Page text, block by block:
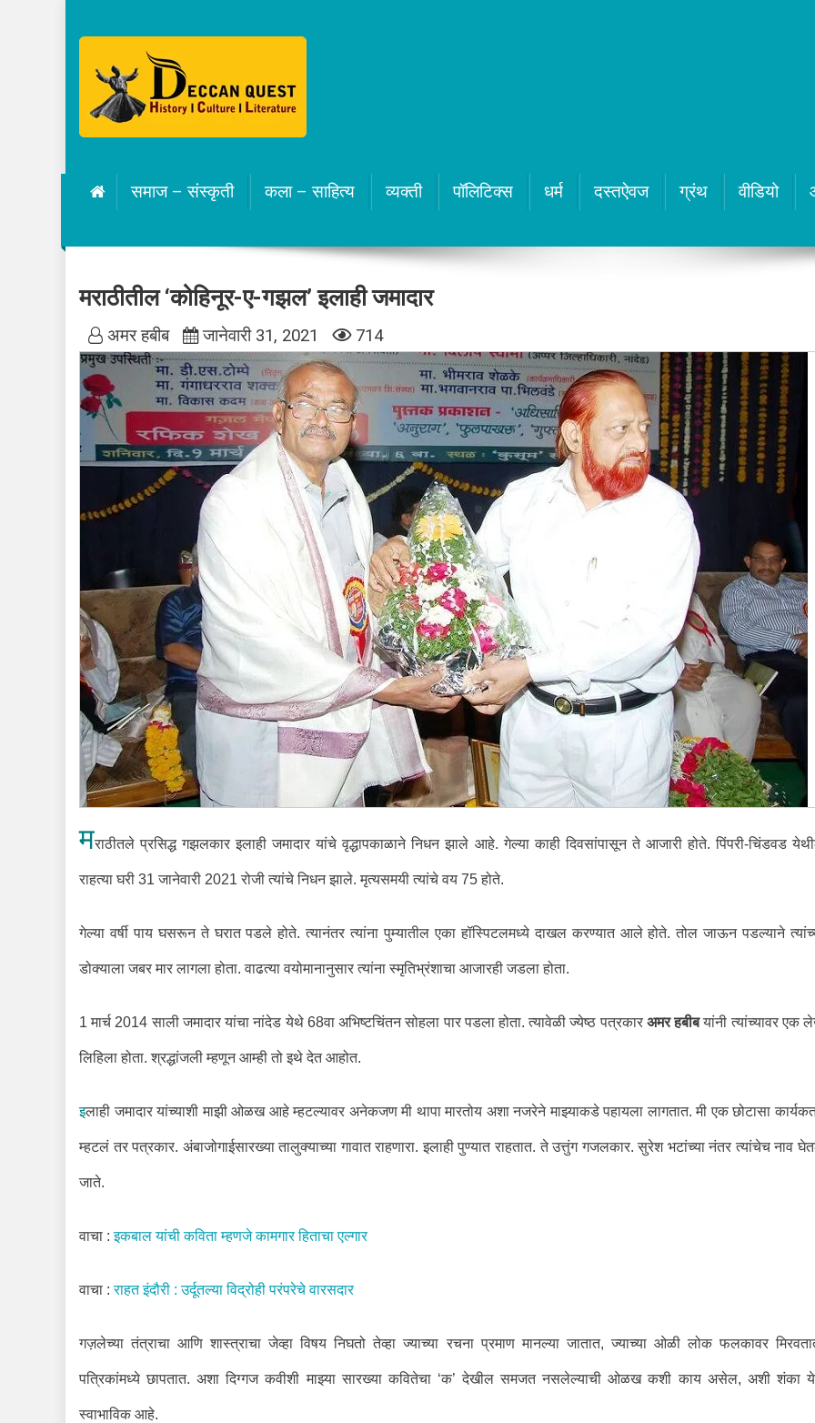
समाज – संस्कृती
कला – साहित्य व्यक्ती पॉलिटिक्स धर्म दस्तऐवज ग्रंथ वीडियो
मराठीतील ‘कोहिनूर-ए-गझल’ इलाही जमादार
अमर हबीब जानेवारी 31, 2021 714
मराठीतले प्रसिद्ध गझलकार इलाही जमादार यांचे वृद्धापकाळाने निधन झाले आहे. गेल्या काही दिवसांपासून ते आजारी होते. पिंपरी-चिंडवड
राहत्या घरी 31 जानेवारी 2021 रोजी त्यांचे निधन झाले. मृत्यसमयी त्यांचे वय 75 होते.
गेल्या वर्षी पाय घसरून ते घरात पडले होते. त्यानंतर त्यांना पुम्यातील एका हॉस्पिटलमध्ये दाखल करण्यात आले होते. तोल जाऊन पडल्याने
डोक्याला जबर मार लागला होता. वाढत्या वयोमानानुसार त्यांना स्मृतिभ्रंशाचा आजारही जडला होता.
1 मार्च 2014 साली जमादार यांचा नांदेड येथे 68वा अभिष्टचिंतन सोहला पार पडला होता. त्यावेळी ज्येष्ठ पत्रकार अमर हबीबयांनी त्यांच्यावर एक
लिहिला होता. श्रद्धांजली म्हणून आम्ही तो इथे देत आहोत.
इलाही जमादार यांच्याशी माझी ओळख आहे म्हटल्यावर अनेकजण मी थापा मारतोय अशा नजरेने माझ्याकडे पहायला लागतात. मी एक छोटासा
म्हटलं तर पत्रकार. अंबाजोगाईसारख्या तालुक्याच्या गावात राहणारा. इलाही पुण्यात राहतात. ते उत्तुंग गजलकार. सुरेश भटांच्या नंतर त्यांचेच नाव
जाते.
वाचा :इकबाल यांची कविता म्हणजे कामगार हिताचा एल्गार
वाचा :राहत इंदौरी : उर्दूतल्या विद्रोही परंपरेचे वारसदार
गज़लेच्या तंत्राचा आणि शास्त्राचा जेव्हा विषय निघतो तेव्हा ज्याच्या रचना प्रमाण मानल्या जातात, ज्याच्या ओळी लोक फलकावर
पत्रिकांमध्ये छापतात. अशा दिग्गज कवीशी माझ्या सारख्या कवितेचा ‘क’ देखील समजत नसलेल्याची ओळख कशी काय असेल, अशी शंका
स्वाभाविक आहे.